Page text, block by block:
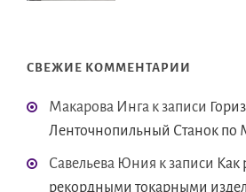
СВЕЖИЕ КОММЕНТАРИИ
Макарова Инга к записи
Ленточнопильный Станок по
Савельева Юния к записи Как
рекордными токарными